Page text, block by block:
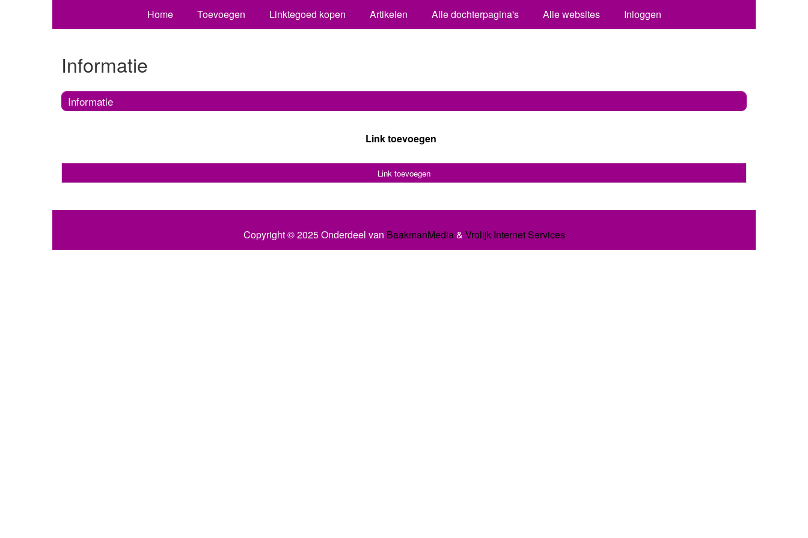
Home Toevoegen Linktegoed kopen Artikelen Alle dochterpagina's Alle websites Inloggen
Informatie
Informatie
Link toevoegen
Link toevoegen
Copyright © 2025 Onderdeel van BaakmanMedia& Vrolijk Internet Services